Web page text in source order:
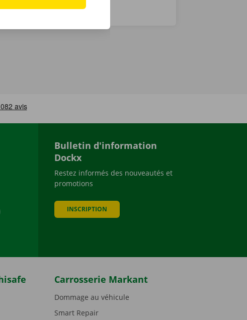
YouTube
Bulletin d'information
Dockx
Restez informés des nouveautés et
promotions
INSCRIPTION
Carrosserie Markant
Dommage au véhicule
Smart Repair